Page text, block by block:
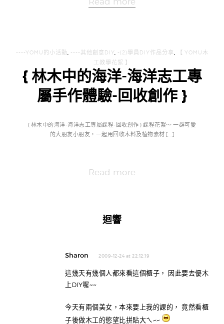
----YOMU的小活動, ----其他創意DIY, -(2)學員DIY作品分享,
【 YOMU木
工教學花絮 】
{ 林木中的海洋-海洋志工專
屬手作體驗-回收創作 }
{ 林木中的海洋-海洋志工專屬課程-回收創作 } 課程花絮～ 一群可愛
的大朋友小朋友，一起用回收木料及植物素材 […]
Read more
迴響
Sharon 2009-12-24 at 22:12:19
這幾天有幾個人都來看這個櫃子， 因此要去優木
上DIY喔~~
今天有兩個美女，本來要上我的課的， 竟然看櫃
子後做木工的慾望比拼貼大ㄟ~~